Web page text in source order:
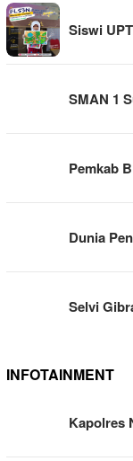
Siswi
SMAN 1
Pemkab
Dunia
Selvi
INFOTAINMENT
Kapolres